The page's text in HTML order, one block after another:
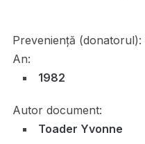
Preveniență (donatorul):
An:
1982
Autor document:
Toader Yvonne